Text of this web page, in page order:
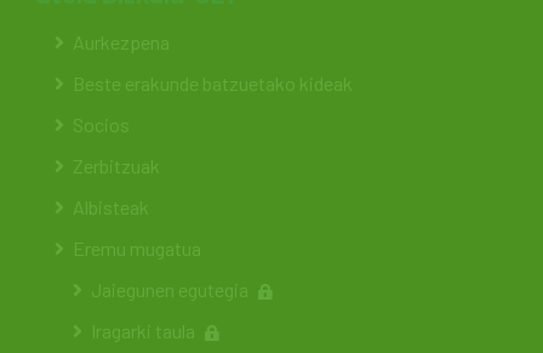
Aurkezpena
Beste erakunde batzuetako kideak
Socios
Zerbitzuak
Albisteak
Eremu mugatua
Jaiegunen egutegia
Iragarki taula